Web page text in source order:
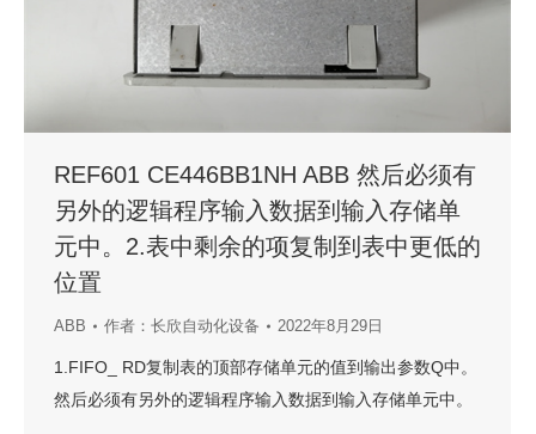
REF601 CE446BB1NH ABB 然后必须有
另外的逻辑程序输入数据到输入存储单
元中。2.表中剩余的项复制到表中更低的
位置
ABB 作者： 长欣自动化设备 2022年8月29日
1.FIFO_ RD复制表的顶部存储单元的值到输出参数Q中。
然后必须有另外的逻辑程序输入数据到输入存储单元中。